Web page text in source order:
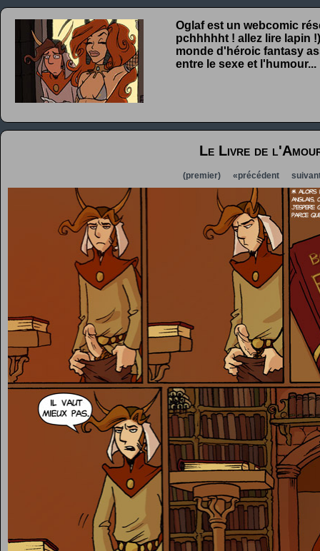
Oglaf est un webcomic
pchhhhht ! allez lire lapin
monde d'héroic fantasy
entre le sexe et l'humour...
Le Livre de
(premier) «précédent